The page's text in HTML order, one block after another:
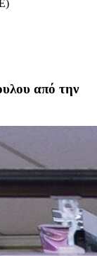
από την